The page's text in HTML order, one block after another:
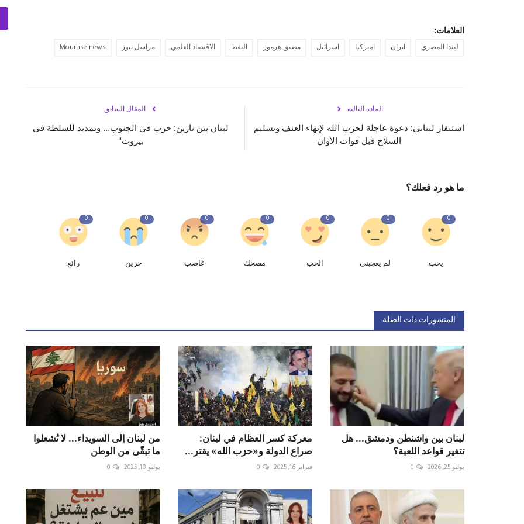
العلامات:
ليندا المصري ايران اميركيا اسرائيل مضيق هرموز النفط الاقتصاد العلمي مراسل نيوز Mouraselnews
المقال السابق
لبنان بين نارين: حرب في الجنوب… وتمديد للسلطة في
بيروت"
المادة التالية
استنفار لبناني: دعوة عاجلة لحزب الله لإنهاء العنف وتسليم
السلاح قبل فوات الأوان
ما هو رد فعلك؟
0
يحب
0
لم يعجبنى
0
الحب
0
مضحك
0
غاضب
0
حزين
0
رائع
المنشورات ذات الصلة
لبنان بين واشنطن ودمشق... هل
تتغير قواعد اللعبة؟
يوليو 25, 2026 0
معركة كسر العظام في لبنان:
صراع الدولة و«حزب الله» يقتر...
فبراير 16, 2025 0
‎من لبنان إلى السويداء... لا تُشعلوا
ما تبقّى من الوطن
يوليو 18, 2025 0